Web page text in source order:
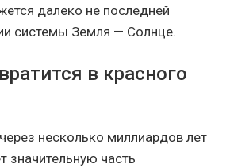
далеко не последней
системы Земля — Солнце.
в красного
несколько миллиардов лет
значительную часть